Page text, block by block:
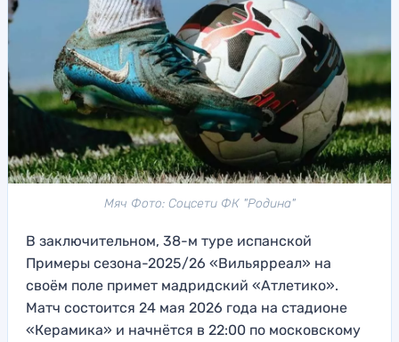
Мяч Фото: Соцсети ФК "Родина"
В заключительном, 38-м туре испанской
Примеры сезона-2025/26 «Вильярреал» на
своём поле примет мадридский «Атлетико».
Матч состоится 24 мая 2026 года на стадионе
«Керамика» и начнётся в 22:00 по московскому